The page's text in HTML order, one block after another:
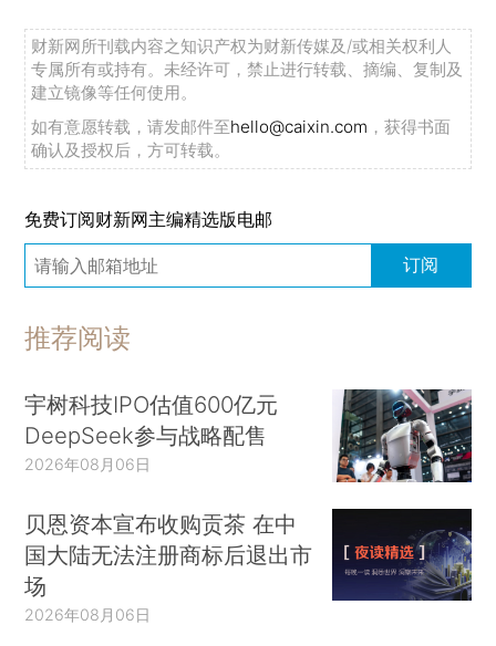
财新网所刊载内容之知识产权为财新传媒及/或相关权利人
专属所有或持有。未经许可，禁止进行转载、摘编、复制及
建立镜像等任何使用。
如有意愿转载，请发邮件至hello@caixin.com ，获得书面
确认及授权后，方可转载。
免费订阅财新网主编精选版电邮
订阅
推荐阅读
宇树科技IPO估值600亿元
DeepSeek参与战略配售
2026年08月06日
贝恩资本宣布收购贡茶 在中
国大陆无法注册商标后退出市
场
2026年08月06日